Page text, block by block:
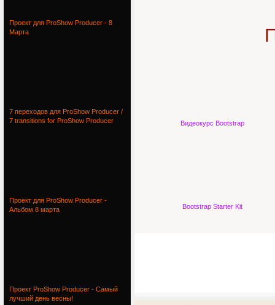
Видеокурс Bootstrap
Bootstrap Starter Kit
Проект для ProShow Producer - 8
Марта
7 переходов для ProShow Producer /
7 transitions for ProShow Producer
Проект для ProShow Producer -
Альбом 8 марта
Проект ProShow Producer - Самый
лучший день весны!